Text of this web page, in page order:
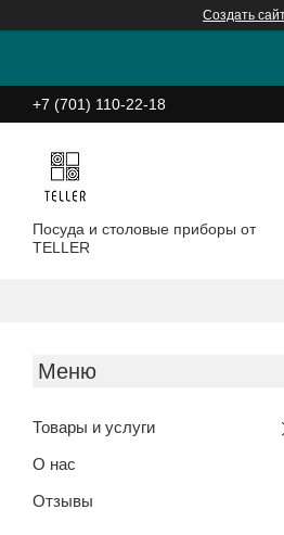
Создать
+7 (701) 110-22-18
Посуда и столовые приборы от
TELLER
Товары и услуги
О нас
Отзывы